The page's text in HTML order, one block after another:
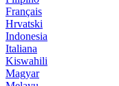
Français
Hrvatski
Indonesia
Italiana
Kiswahili
Magyar